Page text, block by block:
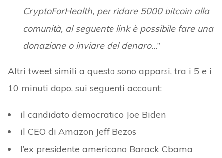
CryptoForHealth, per ridare 5000 bitcoin alla
comunità, al seguente link è possibile fare una
donazione o inviare del denaro…”
Altri tweet simili a questo sono apparsi, tra i 5 e i
10 minuti dopo, sui seguenti account:
il candidato democratico Joe Biden
il CEO di Amazon Jeff Bezos
l’ex presidente americano Barack Obama